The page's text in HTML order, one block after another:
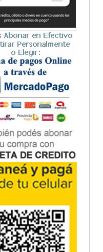
/ Pediatría
/ Neurociencia
Paliativos